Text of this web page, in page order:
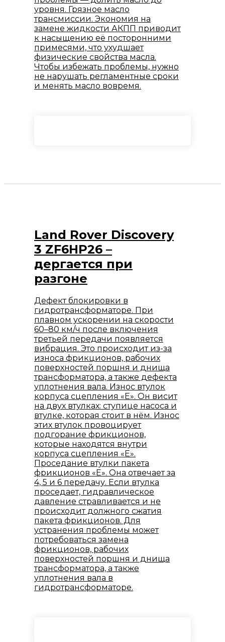
уровня. Грязное масло
трансмиссии. Экономия на
замене жидкости АКПП приводит
к насыщению её посторонними
примесями, что ухудшает
физические свойства масла.
Чтобы избежать проблемы, нужно
не нарушать регламентные сроки
и менять масло вовремя.
Land Rover Discovery
3 ZF6HP26 –
дергается при
разгоне
Дефект блокировки в
гидротрансформаторе. При
плавном ускорении на скорости
60–80 км/ч после включения
третьей передачи появляется
вибрация. Это происходит из-за
износа фрикционов, рабочих
поверхностей поршня и днища
трансформатора, а также дефекта
уплотнения вала. Износ втулок
корпуса сцепления «Е». Он висит
на двух втулках: ступице насоса и
втулке, которая стоит в нём. Износ
этих втулок провоцирует
подгорание фрикционов,
которые находятся внутри
корпуса сцепления «Е».
Проседание втулки пакета
фрикционов «E». Она отвечает за
4, 5 и 6 передачу. Если втулка
проседает, гидравлическое
давление стравливается и не
происходит должного сжатия
пакета фрикционов. Для
устранения проблемы может
потребоваться замена
фрикционов, рабочих
поверхностей поршня и днища
трансформатора, а также
уплотнения вала в
гидротрансформаторе.